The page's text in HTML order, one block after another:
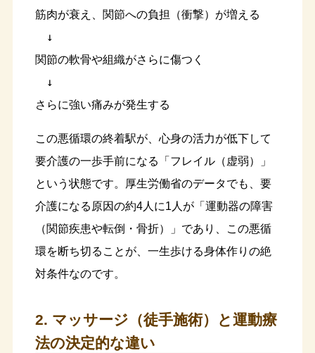
筋肉が衰え、関節への負担（衝撃）が増える
↓
関節の軟骨や組織がさらに傷つく
↓
この悪循環の終着駅が、心身の活力が低下して
要介護の一歩手前になる「フレイル（虚弱）」
という状態です。厚生労働省のデータでも、要
介護になる原因の約4人に1人が「運動器の障害
（関節疾患や転倒・骨折）」であり、この悪循
環を断ち切ることが、一生歩ける身体作りの絶
対条件なのです。
2. マッサージ（徒手施術）と運動療
法の決定的な違い